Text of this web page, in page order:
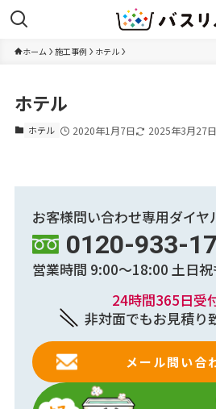
ホーム 施工事例 ホテル
ホテル
ホテル 2020年1月7日 2025年3月27日
お客様問い合わせ専用ダイヤ
0120-933-
営業時間 9:00～18:00 土日
24時間365日受
非対面でもお見積り
メール問い合